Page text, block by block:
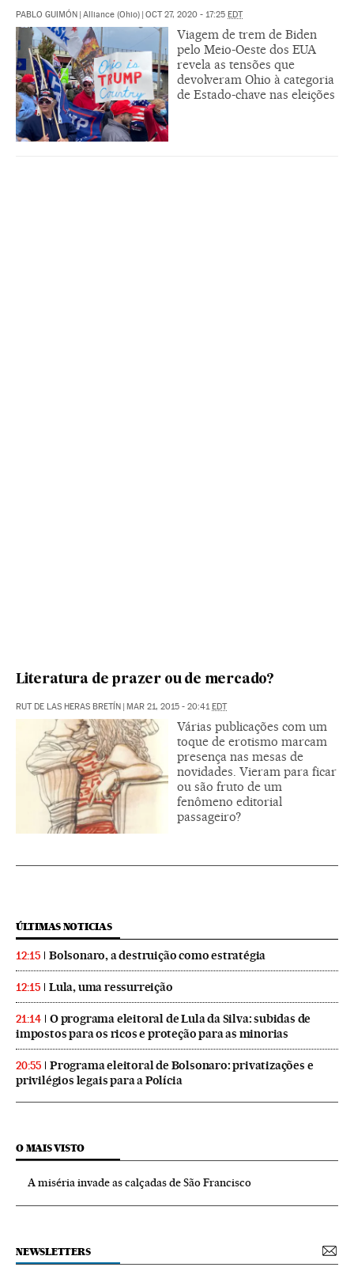
PABLO GUIMÓN Alliance (Ohio) OCT 27, 2020 - 17:25 EDT
Viagem de trem de Biden
pelo Meio-Oeste dos EUA
revela as tensões que
devolveram Ohio à categoria
de Estado-chave nas eleições
Literatura de prazer ou de mercado?
RUT DE LAS HERAS BRETÍN MAR 21, 2015 - 20:41 EDT
Várias publicações com um
toque de erotismo marcam
presença nas mesas de
novidades. Vieram para ficar
ou são fruto de um
fenômeno editorial
passageiro?
ÚLTIMAS NOTICIAS
12:15 Bolsonaro, a destruição como estratégia
12:15 Lula, uma ressurreição
21:14
O programa eleitoral de Lula da Silva: subidas de
impostos para os ricos e proteção para as minorias
20:55
Programa eleitoral de Bolsonaro: privatizações e
privilégios legais para a Polícia
O MAIS VISTO
A miséria invade as calçadas de São Francisco
NEWSLETTERS